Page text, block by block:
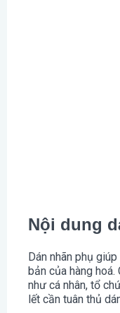
Nội dung
Dán nhãn phụ
bản của hàng
như cá nhân, tổ
lết cần tuân thủ